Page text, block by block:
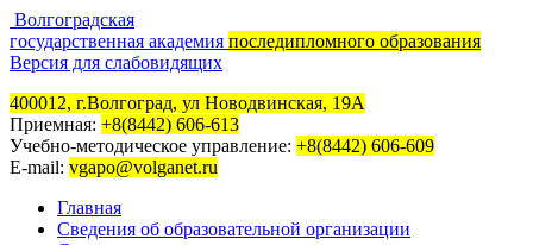
Волгоградская
государственная академия последипломного образования
Версия для слабовидящих
400012, г.Волгоград, ул Новодвинская, 19А
Приемная: +8(8442) 606-613
Учебно-методическое управление: +8(8442) 606-609
E-mail: vgapo@volganet.ru
Главная
Сведения об образовательной организации